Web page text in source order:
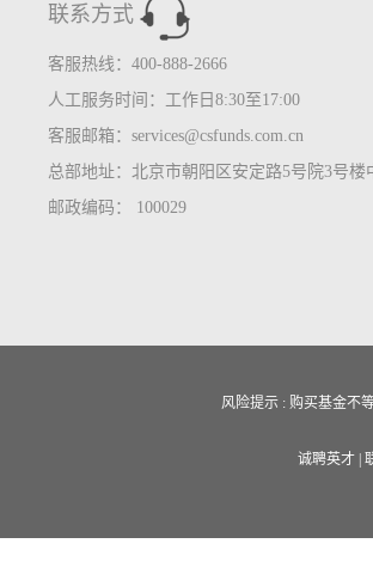
联系方式
客服热线：400-888-2666
人工服务时间：工作日8:30至17:00
客服邮箱：services@csfunds.com.cn
总部地址：北京市朝阳区安定路5号院3号楼
邮政编码： 100029
风险提示 : 购买基金不
诚聘英才